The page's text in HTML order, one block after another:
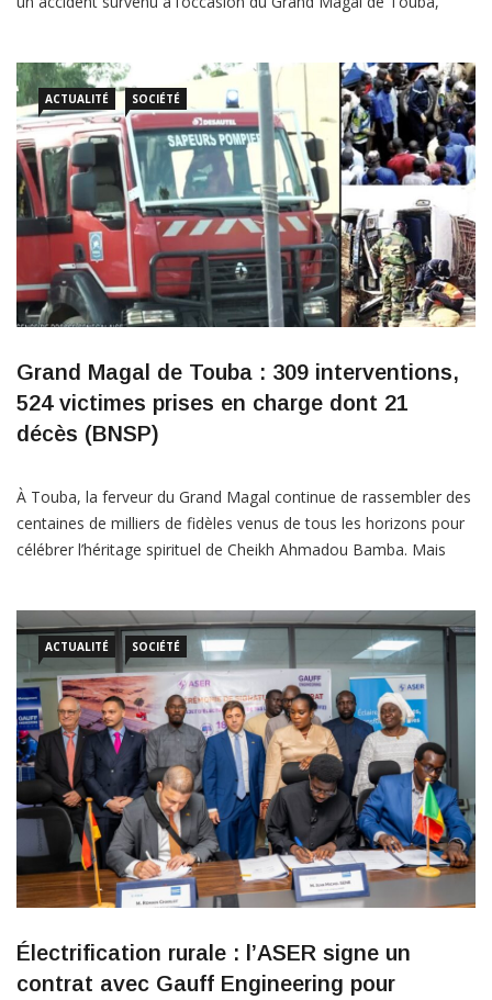
ACTUALITÉ SOCIÉTÉ
Grand Magal de Touba : 309 interventions,
524 victimes prises en charge dont 21
décès (BNSP)
À Touba, la ferveur du Grand Magal continue de rassembler des
centaines de milliers de fidèles venus de tous les horizons pour
célébrer l’héritage spirituel de Cheikh Ahmadou Bamba. Mais
drames humains qui accompagnent les […]
ACTUALITÉ SOCIÉTÉ
Électrification rurale : l’ASER signe un
contrat avec Gauff Engineering pour